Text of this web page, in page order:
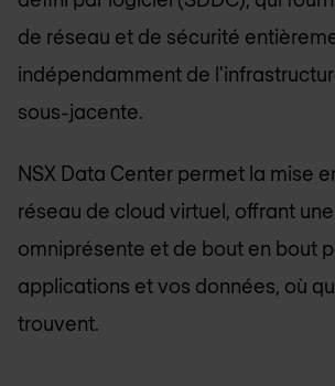
de réseau et de sécurité
indépendamment de
sous-jacente.
NSX Data Center permet la mise
réseau de cloud virtuel, offrant
omniprésente et de bout en bout
applications et vos données, où
trouvent.